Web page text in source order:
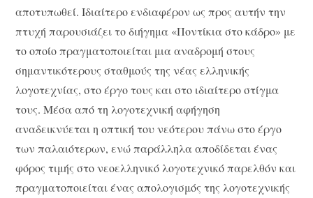
αποτυπωθεί. Ιδιαίτερο ενδιαφέρον ως προς αυτήν την
πτυχή παρουσιάζει το διήγημα «Ποντίκια στο κάδρο» με
το οποίο πραγματοποιείται μια αναδρομή στους
σημαντικότερους σταθμούς της νέας ελληνικής
λογοτεχνίας, στο έργο τους και στο ιδιαίτερο στίγμα
τους. Μέσα από τη λογοτεχνική αφήγηση
αναδεικνύεται η οπτική του νεότερου πάνω στο έργο
των παλαιότερων, ενώ παράλληλα αποδίδεται ένας
φόρος τιμής στο νεοελληνικό λογοτεχνικό παρελθόν και
πραγματοποιείται ένας απολογισμός της λογοτεχνικής